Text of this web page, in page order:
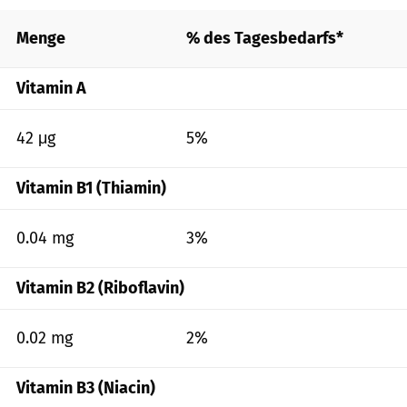
Menge % des Tagesbedarfs*
Vitamin A
42 μg 5%
Vitamin B1 (Thiamin)
0.04 mg 3%
Vitamin B2 (Riboflavin)
0.02 mg 2%
Vitamin B3 (Niacin)